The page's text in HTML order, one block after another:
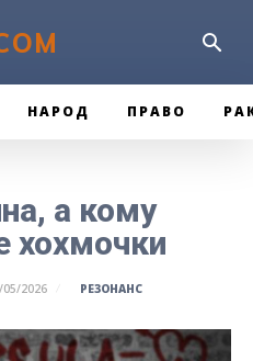
НАРОД ПРАВО
а кому
хохмочки
05/2026 РЕЗОНАНС